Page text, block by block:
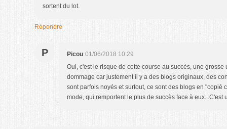
sortent du lot.
Répondre
P Picou 01/06/2018 10:29
Oui, c'est le risque de cette course au succès, une grosse
dommage car justement il y a des blogs originaux, des
sont parfois noyés et surtout, ce sont des blogs en "copié
mode, qui remportent le plus de succès face à eux...C'est